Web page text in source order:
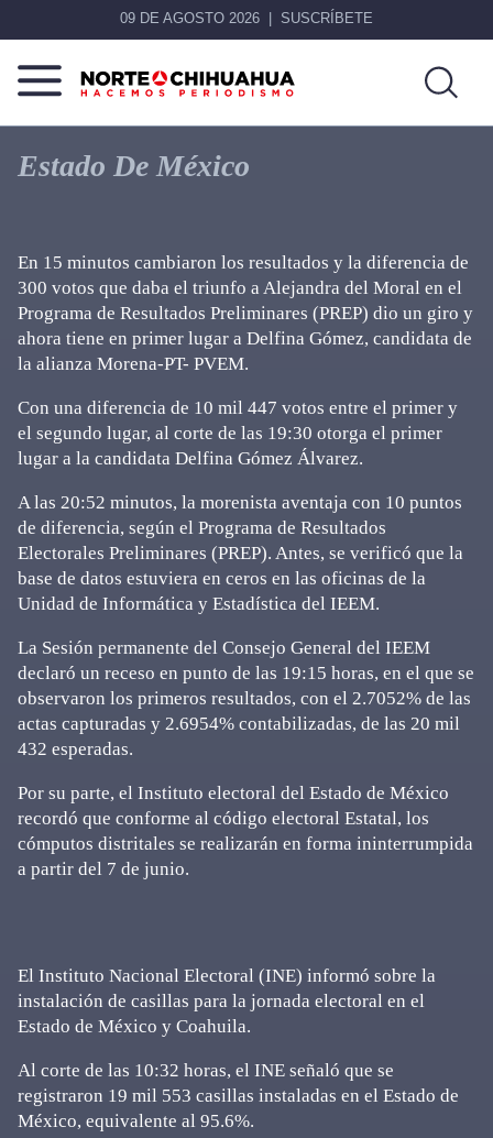
09 DE AGOSTO 2026 SUSCRÍBETE
Norte
De
Chihuahua
Más
que
noticias,
Estado De México
En 15 minutos cambiaron los resultados y la diferencia de
300 votos que daba el triunfo a Alejandra del Moral en el
Programa de Resultados Preliminares (PREP) dio un giro y
ahora tiene en primer lugar a Delfina Gómez, candidata de
la alianza Morena-PT- PVEM.
Con una diferencia de 10 mil 447 votos entre el primer y
el segundo lugar, al corte de las 19:30 otorga el primer
lugar a la candidata Delfina Gómez Álvarez.
A las 20:52 minutos, la morenista aventaja con 10 puntos
de diferencia, según el Programa de Resultados
Electorales Preliminares (PREP). Antes, se verificó que la
base de datos estuviera en ceros en las oficinas de la
Unidad de Informática y Estadística del IEEM.
La Sesión permanente del Consejo General del IEEM
declaró un receso en punto de las 19:15 horas, en el que se
observaron los primeros resultados, con el 2.7052% de las
actas capturadas y 2.6954% contabilizadas, de las 20 mil
432 esperadas.
Por su parte, el Instituto electoral del Estado de México
recordó que conforme al código electoral Estatal, los
cómputos distritales se realizarán en forma ininterrumpida
a partir del 7 de junio.
El Instituto Nacional Electoral (INE) informó sobre la
instalación de casillas para la jornada electoral en el
Estado de México y Coahuila.
Al corte de las 10:32 horas, el INE señaló que se
registraron 19 mil 553 casillas instaladas en el Estado de
México, equivalente al 95.6%.